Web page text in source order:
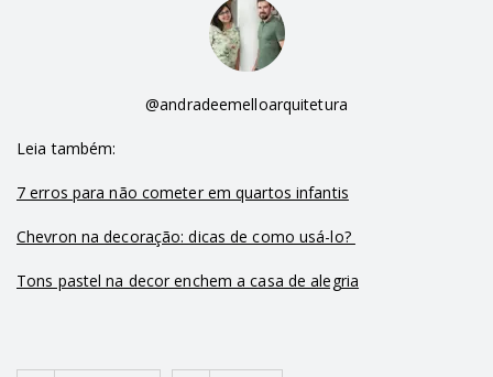
@andradeemelloarquitetura
Leia também:
7 erros para não cometer em quartos infantis
Chevron na decoração: dicas de como usá-lo?
Tons pastel na decor enchem a casa de alegria